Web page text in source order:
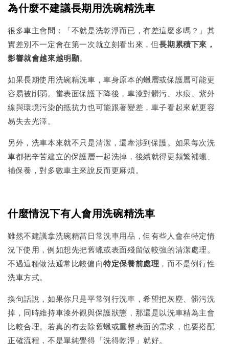
為什麼不建議長期用洗碗精洗車
很多車主會問：「不就是洗乾淨而已，有差這麼多嗎？」其
實差別不一定會在第一次就立刻看出來，但長期累積下來，
影響就會越來越明顯。
如果長期使用洗碗精洗車，車身原本的蠟層或保護層可能更
容易被削弱。當表面保護下降後，車漆對髒污、水痕、紫外
線與環境污染的抵抗力也可能跟著變差，車子看起來就更容
易失去光澤。
另外，洗車本來就不只是清潔，還牽涉到保護。如果每次洗
車都把辛苦建立的保護層一起洗掉，後續就得更頻繁補蠟、
補保養，對多數車主來說反而更麻煩。
什麼情況下有人會用洗碗精洗車
雖然不建議拿洗碗精當日常洗車用品，但有些人會在特定情
況下使用，例如想先把舊蠟或表面殘留做較強的清潔處理。
不過這種做法通常比較偏向特定保養前處理 ，而不是例行性
洗車方式。
換句話說，如果你只是平常例行洗車，希望把灰塵、髒污洗
掉，同時維持車漆外觀與保護狀態，那還是以洗車精為主會
比較合理。若真的有去除舊蠟或重整表面的需求，也要搭配
正確流程，不是單純覺得「洗得乾淨」就好。